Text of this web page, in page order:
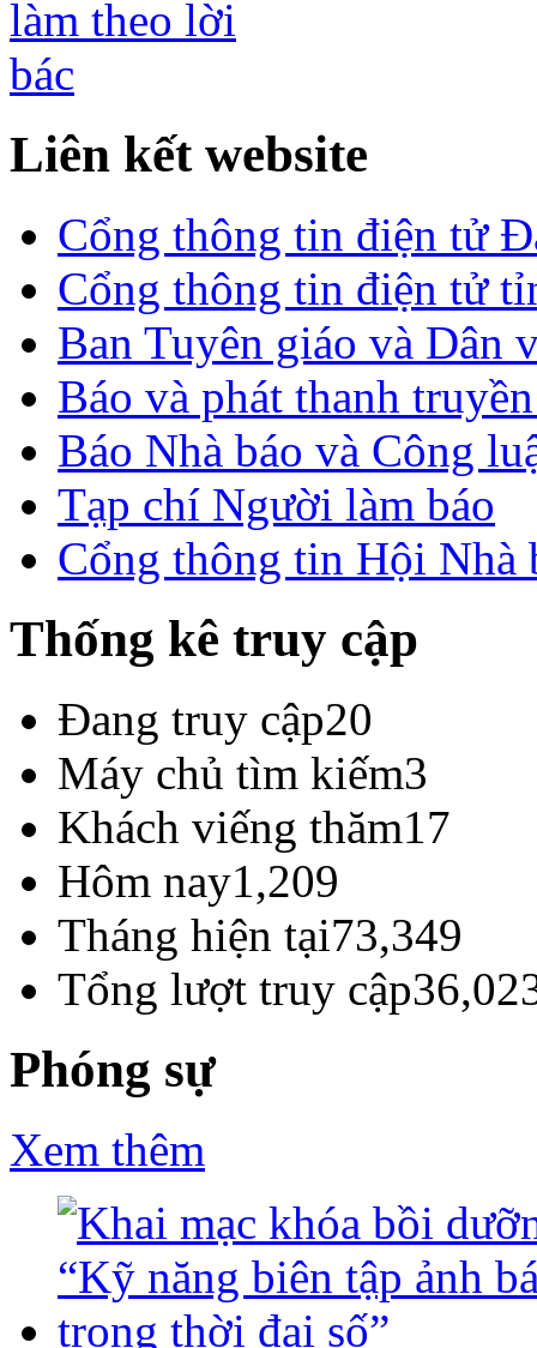
Liên kết website
Cổng thông tin điện tử
Cổng thông tin điện tử
Ban Tuyên giáo và Dân
Báo và phát thanh
Báo Nhà báo và Công
Tạp chí Người làm báo
Cổng thông tin Hội Nhà
Thống kê truy cập
Đang truy cập20
Máy chủ tìm kiếm3
Khách viếng thăm17
Hôm nay1,209
Tháng hiện tại73,349
Tổng lượt truy cập
Phóng sự
Xem thêm